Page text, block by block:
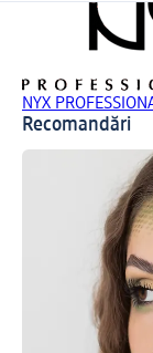
NYX
Recomandări